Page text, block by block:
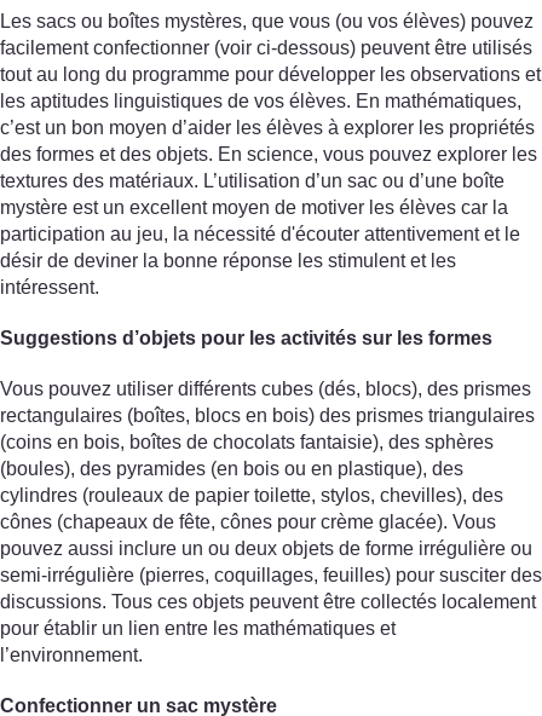
Les sacs ou boîtes mystères, que vous (ou vos élèves) pouvez
facilement confectionner (voir ci-dessous) peuvent être utilisés
tout au long du programme pour développer les observations et
les aptitudes linguistiques de vos élèves. En mathématiques,
c’est un bon moyen d’aider les élèves à explorer les propriétés
des formes et des objets. En science, vous pouvez explorer les
textures des matériaux. L’utilisation d’un sac ou d’une boîte
mystère est un excellent moyen de motiver les élèves car la
participation au jeu, la nécessité d'écouter attentivement et le
désir de deviner la bonne réponse les stimulent et les
intéressent.
Suggestions d’objets pour les activités sur les formes
Vous pouvez utiliser différents cubes (dés, blocs), des prismes
rectangulaires (boîtes, blocs en bois) des prismes triangulaires
(coins en bois, boîtes de chocolats fantaisie), des sphères
(boules), des pyramides (en bois ou en plastique), des
cylindres (rouleaux de papier toilette, stylos, chevilles), des
cônes (chapeaux de fête, cônes pour crème glacée). Vous
pouvez aussi inclure un ou deux objets de forme irrégulière ou
semi-irrégulière (pierres, coquillages, feuilles) pour susciter des
discussions. Tous ces objets peuvent être collectés localement
pour établir un lien entre les mathématiques et
l’environnement.
Confectionner un sac mystère